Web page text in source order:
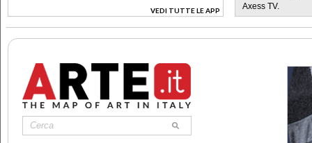
VEDI TUTTE LE APP
>
Axess TV.